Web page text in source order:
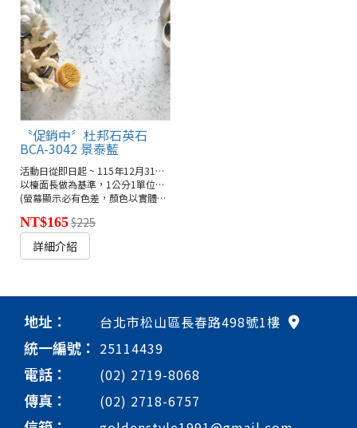
〝促銷中〞杜邦石英石
BCA-3042 景泰藍
活動日從即日起 ~ 115年12月31日截止
以檯面長做為基準，1公分1單位計價
(螢幕顯示必有色差，顏色以實體為準)
NT$165$225
詳細介紹
地址： 台北市松山區長春路498號1樓
統一編號： 25114439
電話： (02) 2719-8068
傳真： (02) 2718-6757